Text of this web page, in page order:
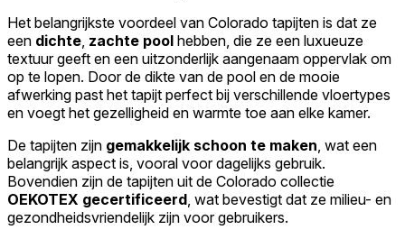
Het belangrijkste voordeel van Colorado tapijten is dat ze
een dichte zachte pool hebben, die ze een luxueuze
textuur geeft en een uitzonderlijk aangenaam oppervlak om
op te lopen. Door de dikte van de pool en de mooie
afwerking past het tapijt perfect bij verschillende vloertypes
en voegt het gezelligheid en warmte toe aan elke kamer.
De tapijten zijn gemakkelijk schoon te maken , wat een
belangrijk aspect is, vooral voor dagelijks gebruik.
Bovendien zijn de tapijten uit de Colorado collectie
OEKOTEX gecertificeerd , wat bevestigt dat ze milieu- en
gezondheidsvriendelijk zijn voor gebruikers.